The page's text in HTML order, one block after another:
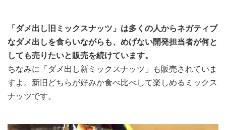
「ダメ出し旧ミックスナッツ」は多くの人からネガティブ
なダメ出しを食らいながらも、めげない開発担当者が何と
しても売りたいと販売を続けています。
ちなみに「ダメ出し新ミックスナッツ」も販売されていま
すよ。新旧どちらが好みか食べ比べして楽しめるミックス
ナッツです。